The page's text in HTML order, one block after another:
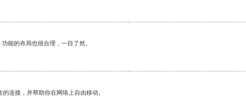
能的布局也很合理，一目了然。
连接，并帮助你在网络上自由移动。